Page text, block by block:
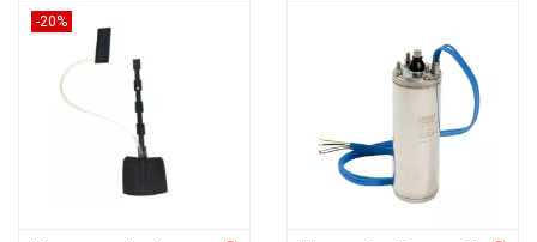
-20%